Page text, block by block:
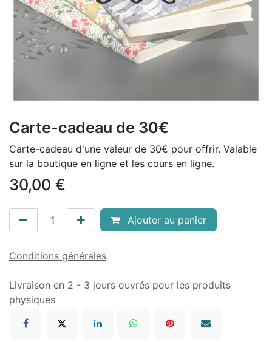
Carte-cadeau de 30€
Carte-cadeau d'une valeur de 30€ pour offrir. Valable
sur la boutique en ligne et les cours en ligne.
30,00 €
Ajouter au panier
Conditions générales
Livraison en 2 - 3 jours ouvrés pour les produits
physiques